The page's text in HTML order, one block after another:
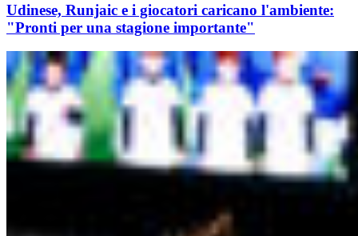
Udinese, Runjaic e i giocatori caricano l'ambiente:
"Pronti per una stagione importante"